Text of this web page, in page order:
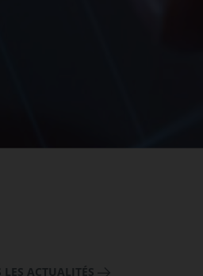
LES ACTUALITÉS